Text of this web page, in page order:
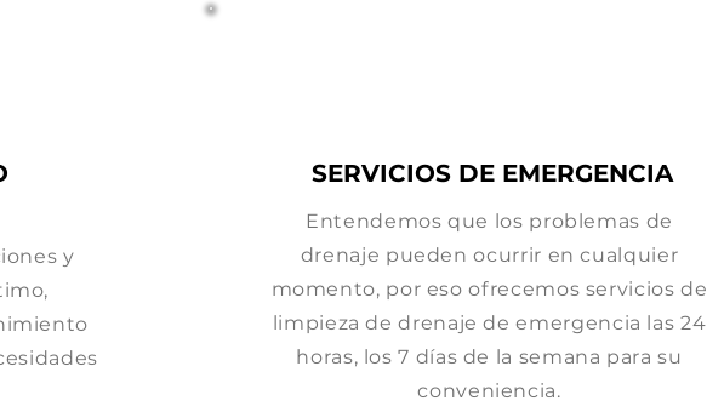
y
SERVICIOS DE EMERGENCIA
Entendemos que los problemas de
drenaje pueden ocurrir en cualquier
momento, por eso ofrecemos servicios de
limpieza de drenaje de emergencia las 24
horas, los 7 días de la semana para su
conveniencia.